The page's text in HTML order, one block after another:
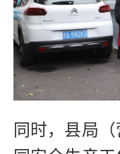
同时，县局